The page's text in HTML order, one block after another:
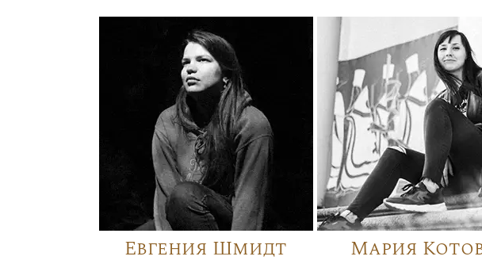
Евгения Шмидт Мария